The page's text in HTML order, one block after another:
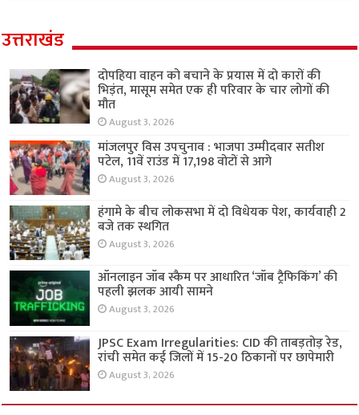
उत्तराखंड
दोपहिया वाहन को बचाने के प्रयास में दो कारों की
भिड़ंत, मासूम समेत एक ही परिवार के चार लोगों की
मौत
August 3, 2026
मांजलपुर विस उपचुनाव : भाजपा उम्मीदवार सतीश
पटेल, 11वें राउंड में 17,198 वोटों से आगे
August 3, 2026
हंगामे के बीच लोकसभा में दो विधेयक पेश, कार्यवाही 2
बजे तक स्थगित
August 3, 2026
ऑनलाइन जॉब स्कैम पर आधारित ‘जॉब ट्रैफिकिंग’ की
पहली झलक आयी सामने
August 3, 2026
JPSC Exam Irregularities: CID की ताबड़तोड़ रेड,
रांची समेत कई जिलों में 15-20 ठिकानों पर छापेमारी
August 3, 2026